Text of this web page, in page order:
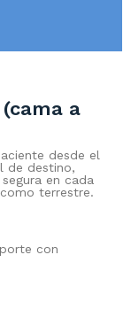
a
desde el
de destino,
en cada
terrestre.
con